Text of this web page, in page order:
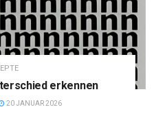
erkennen
20 JANUAR 2026